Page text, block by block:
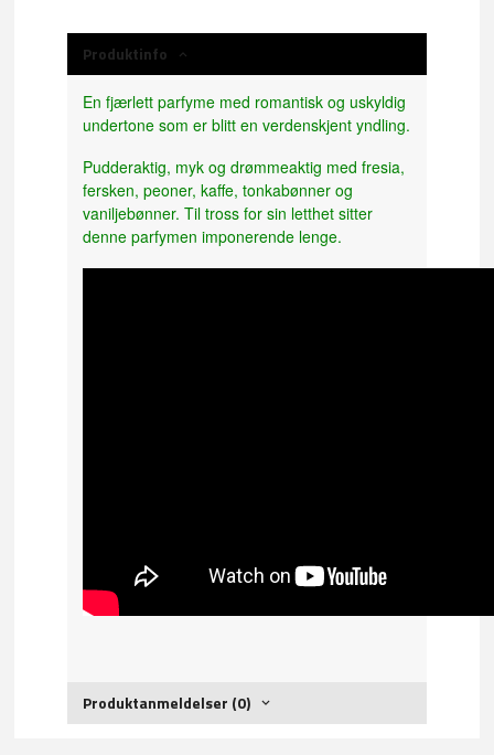
Produktinfo
En fjærlett parfyme med romantisk og uskyldig
undertone som er blitt en verdenskjent yndling.
Pudderaktig, myk og drømmeaktig med fresia,
fersken, peoner, kaffe, tonkabønner og
vaniljebønner. Til tross for sin letthet sitter
denne parfymen imponerende lenge.
Produktanmeldelser (0)